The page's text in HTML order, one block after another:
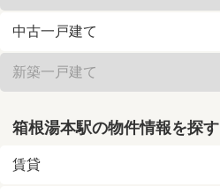
中古一戸建て
新築一戸建て
箱根湯本駅の物件情報を探す
賃貸